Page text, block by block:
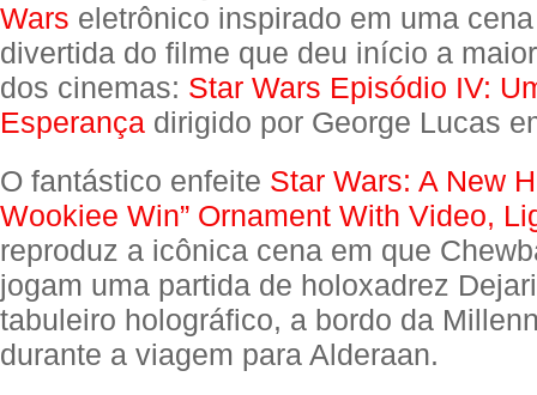
Wars eletrônico inspirado em uma
divertida do filme que deu início a
dos cinemas: Star Wars Episódio IV:
Esperança dirigido por George Lucas
O fantástico enfeite Star Wars: A New
Wookiee Win” Ornament With Video,
reproduz a icônica cena em que
jogam uma partida de holoxadrez
tabuleiro holográfico, a bordo da
durante a viagem para Alderaan.